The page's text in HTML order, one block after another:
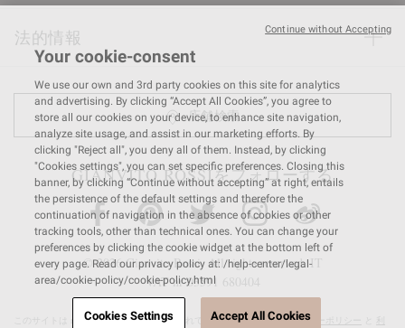
法的情報
店舗検索
GIANVITO ROSSIをフォローする
© 2026 Gianvito Rossi. All rights reserved. IT
VAT nr 03591 680404
このサイトは reCAPTCHA によって保護されており、Google のプライバシーポリシー
Your cookie-consent
We use our own and 3rd party cookies on this site for analytics
and advertising. By clicking “Accept All Cookies”, you agree to
store all our cookies on your device, to enhance site navigation,
analyze site usage, and assist in our marketing efforts. By
clicking "Reject all", you deny all of them. Instead, by clicking
"Cookies settings", you can set specific preferences. Closing this
banner, by clicking “Continue without accepting” at right, entails
the persistence of the default settings and therefore the
continuation of navigation in the absence of cookies or other
tracking tools, other than technical ones. You can change your
preferences by clicking the cookie widget at the bottom left of
every page. Read our privacy policy at: /help-center/legal-
area/cookie-policy/cookie-policy.html
Cookies Settings Accept All Cookies
Continue without Accepting